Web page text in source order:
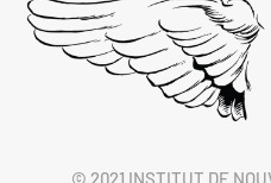
© 2021 INSTITUT DE